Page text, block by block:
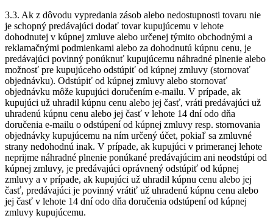
3.3. Ak z dôvodu vypredania zásob alebo nedostupnosti tovaru nie
je schopný predávajúci dodať tovar kupujúcemu v lehote
dohodnutej v kúpnej zmluve alebo určenej týmito obchodnými a
reklamačnými podmienkami alebo za dohodnutú kúpnu cenu, je
predávajúci povinný ponúknuť kupujúcemu náhradné plnenie alebo
možnosť pre kupujúceho odstúpiť od kúpnej zmluvy (stornovať
objednávku). Odstúpiť od kúpnej zmluvy alebo stornovať
objednávku môže kupujúci doručením e-mailu. V prípade, ak
kupujúci už uhradil kúpnu cenu alebo jej časť, vráti predávajúci už
uhradenú kúpnu cenu alebo jej časť v lehote 14 dní odo dňa
doručenia e-mailu o odstúpení od kúpnej zmluvy resp. stornovania
objednávky kupujúcemu na ním určený účet, pokiaľ sa zmluvné
strany nedohodnú inak. V prípade, ak kupujúci v primeranej lehote
neprijme náhradné plnenie ponúkané predávajúcim ani neodstúpi od
kúpnej zmluvy, je predávajúci oprávnený odstúpiť od kúpnej
zmluvy a v prípade, ak kupujúci už uhradil kúpnu cenu alebo jej
časť, predávajúci je povinný vrátiť už uhradenú kúpnu cenu alebo
jej časť v lehote 14 dní odo dňa doručenia odstúpení od kúpnej
zmluvy kupujúcemu.